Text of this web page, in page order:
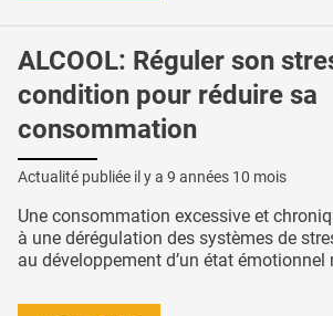
ALCOOL: Réguler son
condition pour réduire sa
consommation
Actualité publiée il y a 9 années 10 mois
Une consommation excessive et
à une dérégulation des systèmes de
au développement d’un état émotionnel